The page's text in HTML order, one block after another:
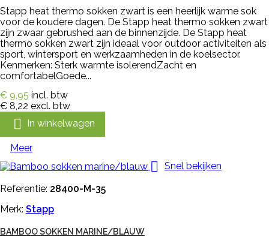
Stapp heat thermo sokken zwart is een heerlijk warme sok
voor de koudere dagen. De Stapp heat thermo sokken zwart
zijn zwaar gebrushed aan de binnenzijde. De Stapp heat
thermo sokken zwart zijn ideaal voor outdoor activiteiten als
sport, wintersport en werkzaamheden in de koelsector.
Kenmerken: Sterk warmte isolerendZacht en
comfortabelGoede...
€ 9,95 incl. btw
€ 8,22 excl. btw
 In winkelwagen
Meer
 Snel bekijken
Referentie: 28400-M-35
Merk: Stapp
BAMBOO SOKKEN MARINE/BLAUW